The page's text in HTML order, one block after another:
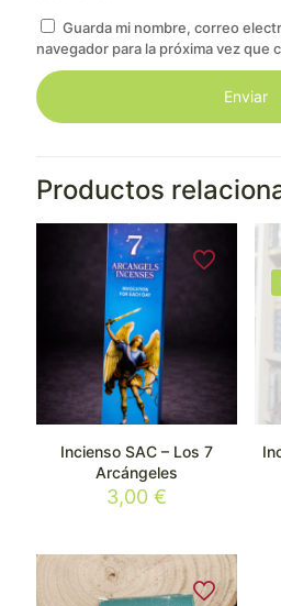
Guarda mi nombre, correo
navegador para la próxima vez que
Productos
Incienso SAC – Los 7
Arcángeles
3,00€